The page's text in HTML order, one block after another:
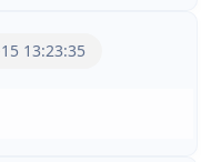
13:23:35